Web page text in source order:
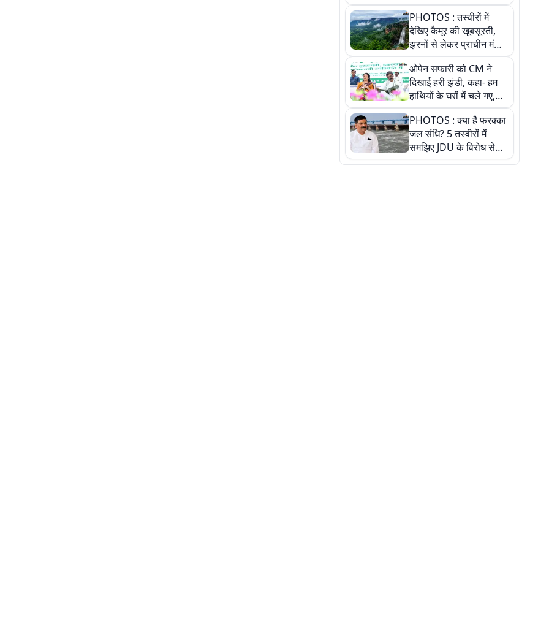
PHOTOS : तस्वीरों में
देखिए कैमूर की खूबसूरती,
झरनों से लेकर प्राचीन मंदिरों
तक प्रकृति और आस्था का
अद्भुत संगम
ओपेन सफारी को CM ने
दिखाई हरी झंडी, कहा- हम
हाथियों के घरों में चले गए,
देखें तस्वीरें
PHOTOS : क्या है फरक्का
जल संधि? 5 तस्वीरों में
समझिए JDU के विरोध से
लेकर बिहार पर असर तक